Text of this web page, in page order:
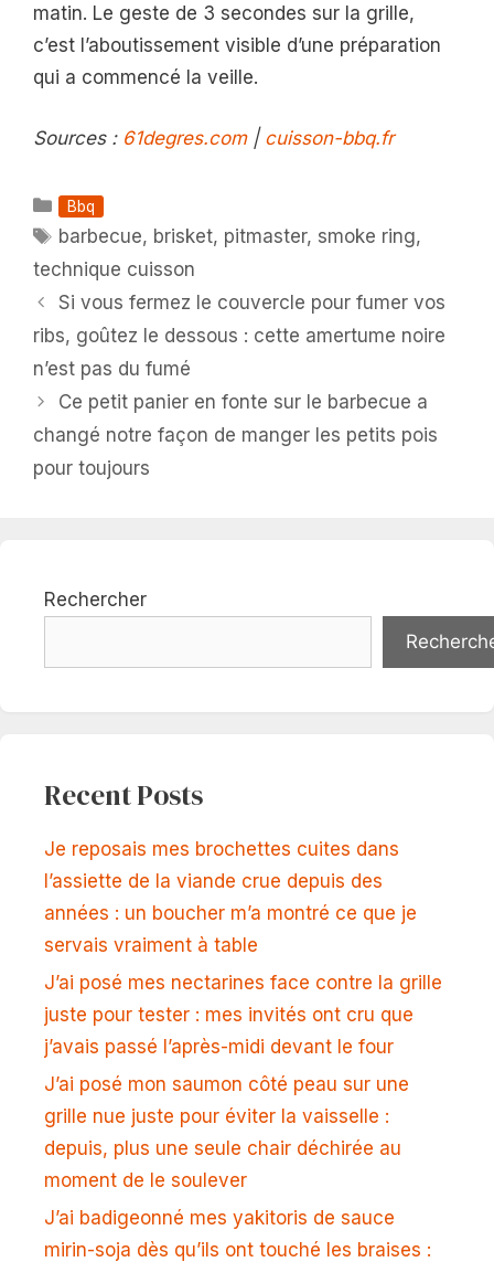
matin. Le geste de 3 secondes sur la grille,
c’est l’aboutissement visible d’une préparation
qui a commencé la veille.
Sources : 61degres.com| cuisson-bbq.fr
Catégories
Bbq
Étiquettes
barbecue, brisket, pitmaster, smoke ring,
technique cuisson
Si vous fermez le couvercle pour fumer vos
ribs, goûtez le dessous : cette amertume noire
n’est pas du fumé
Ce petit panier en fonte sur le barbecue a
changé notre façon de manger les petits pois
pour toujours
Rechercher
Recent Posts
Je reposais mes brochettes cuites dans
l’assiette de la viande crue depuis des
années : un boucher m’a montré ce que je
servais vraiment à table
J’ai posé mes nectarines face contre la grille
juste pour tester : mes invités ont cru que
j’avais passé l’après-midi devant le four
J’ai posé mon saumon côté peau sur une
grille nue juste pour éviter la vaisselle :
depuis, plus une seule chair déchirée au
moment de le soulever
J’ai badigeonné mes yakitoris de sauce
mirin-soja dès qu’ils ont touché les braises :